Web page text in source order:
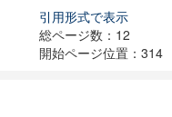
引用形式で表示
総ページ数：12
開始ページ位置：314